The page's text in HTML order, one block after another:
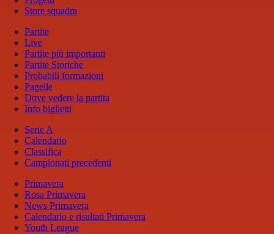
Store squadra
Partite
Live
Partite più importanti
Partite Storiche
Probabili formazioni
Pagelle
Dove vedere la partita
Info biglietti
Serie A
Calendario
Classifica
Campionati precedenti
Primavera
Rosa Primavera
News Primavera
Calendario e risultati Primavera
Youth League